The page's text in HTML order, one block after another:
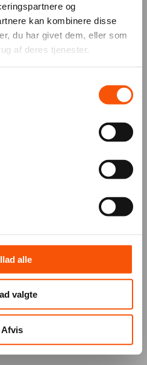
og
kan kombinere disse
du har givet dem, eller som
af deres tjenester.
alle
valgte
Afvis